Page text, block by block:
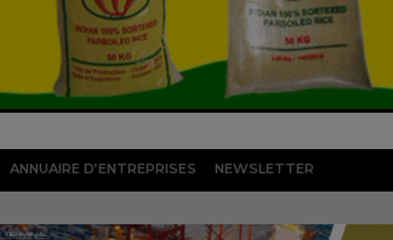
ANNUAIRE D’ENTREPRISES NEWSLETTER